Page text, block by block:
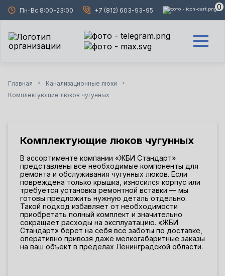
Пн-Вс 8:00-23:00 +7 (812) 603-93-95 0
Главная > Канализационные люки >
Комплектующие люков чугунных
Комплектующие люков чугунных
В ассортименте компании «ЖБИ Стандарт»
представлены все необходимые компоненты для
ремонта и обслуживания чугунных люков. Если
повреждена только крышка, износился корпус или
требуется установка ремонтной вставки — мы
готовы предложить нужную деталь отдельно.
Такой подход избавляет от необходимости
приобретать полный комплект и значительно
сокращает расходы на эксплуатацию. «ЖБИ
Стандарт» берет на себя все заботы по доставке,
оперативно привозя даже мелкогабаритные заказы
на ваш объект в пределах Ленинградской области.